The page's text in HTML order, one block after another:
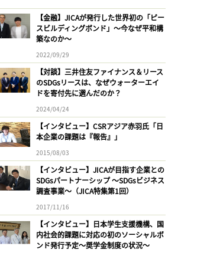
【金融】JICAが発行した世界初の「ピー
スビルディングボンド」〜今なぜ平和構
築なのか〜
2022/09/29
【対談】三井住友ファイナンス＆リース
のSDGsリースは、なぜウォーターエイ
ドを寄付先に選んだのか？
2024/04/24
【インタビュー】CSRアジア赤羽氏「日
本企業の課題は『報告』」
2015/08/03
【インタビュー】JICAが目指す企業との
SDGsパートナーシップ 〜SDGsビジネス
調査事業〜（JICA特集第1回）
2017/11/16
【インタビュー】日本学生支援機構、国
内社会的課題に対応の初のソーシャルボ
ンド発行予定〜奨学金制度の状況〜